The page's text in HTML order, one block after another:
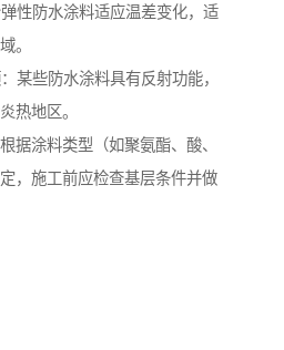
性防水涂料适应温差变化，适
。
某些防水涂料具有反射功能，
热地区。
据涂料类型（如聚氨酯、酸、
，施工前应检查基层条件并做